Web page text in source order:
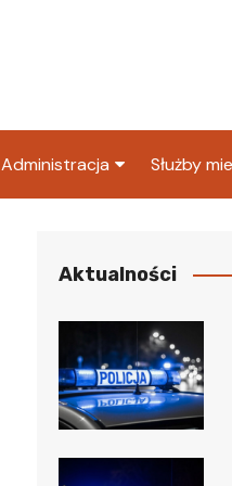
Administracja
Urząd Skarbowy
Służby
Policja
Aktualności